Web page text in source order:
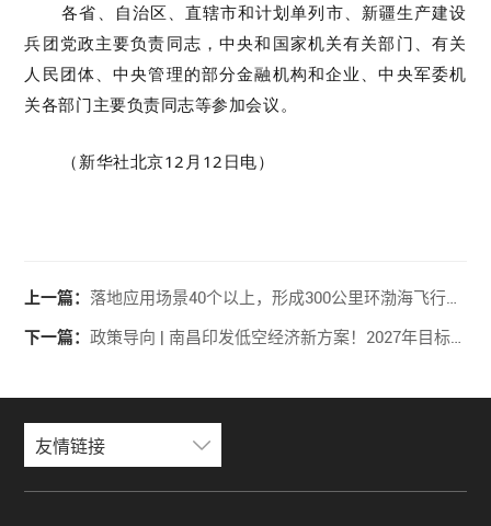
各省、自治区、直辖市和计划单列市、新疆生产建设
兵团党政主要负责同志，中央和国家机关有关部门、有关
人民团体、中央管理的部分金融机构和企业、中央军委机
关各部门主要负责同志等参加会议。
（ 新华社北京12月12日电）
上一篇：
落地应用场景40个以上，形成300公里环渤海飞行圈丨《大连市低空经济高质量发展行动方案（2024-2026年）》印发
下一篇：
政策导向 | 南昌印发低空经济新方案！2027年目标350亿，打造全国创新发展示范区
友情链接